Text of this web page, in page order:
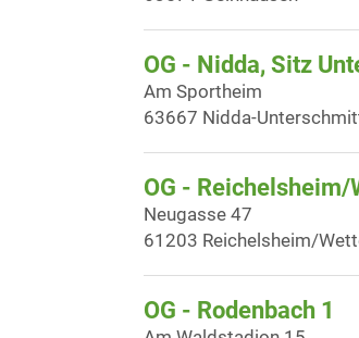
OG - Nidda, Sitz
Am Sportheim
63667 Nidda-
OG - Reichelsheim/
Neugasse 47
61203 Reichelsheim/
OG - Rodenbach 1